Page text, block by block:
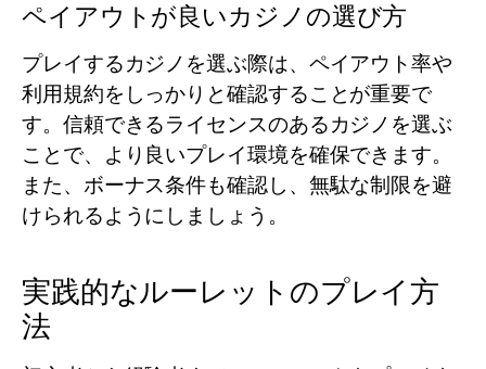
ペイアウトが良いカジノの選び方
プレイするカジノを選ぶ際は、ペイアウト率や
利用規約をしっかりと確認することが重要で
す。信頼できるライセンスのあるカジノを選ぶ
ことで、より良いプレイ環境を確保できます。
また、ボーナス条件も確認し、無駄な制限を避
けられるようにしましょう。
実践的なルーレットのプレイ方
法